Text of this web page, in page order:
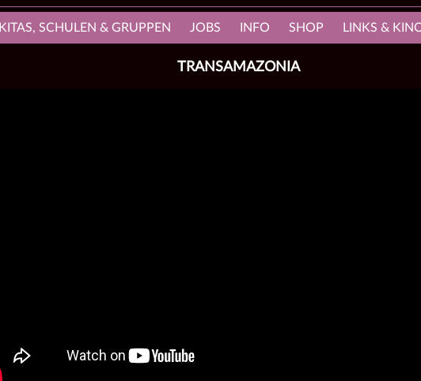
KITAS, SCHULEN & GRUPPEN JOBS INFO SHOP LINKS &
TRANSAMAZONIA